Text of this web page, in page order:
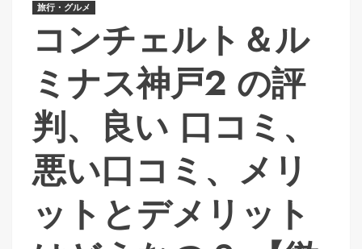
旅行・グルメ
コンチェルト＆ル
ミナス神戸2 の評
判、良い 口コミ、
悪い口コミ、メリ
ットとデメリット